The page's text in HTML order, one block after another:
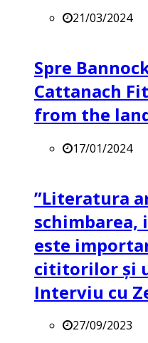
21/03/2024
Spre
Cattanach
from the
17/01/2024
”Literatura
schimbarea,
este
cititorilor și
Interviu cu
27/09/2023